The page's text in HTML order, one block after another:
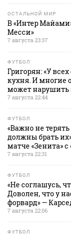
ОСТАЛЬНОЙ МИР
В «Интер
Месси»
7 августа 23:37
ФУТБОЛ
Григорян: «У
кухня. И многие
может нарушить
7 августа 22:44
ФУТБОЛ
«Важно не
должны брать
матче «Зенита»
7 августа 22:31
ФУТБОЛ
«Не соглашусь,
Доволен, что у
форвард» —
7 августа 22:06
ФУТБОЛ